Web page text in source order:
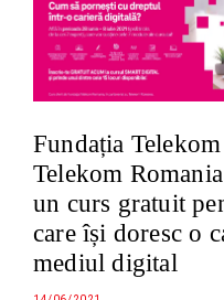
Fundația
Telekom
un curs gratuit
care își doresc o
mediul digital